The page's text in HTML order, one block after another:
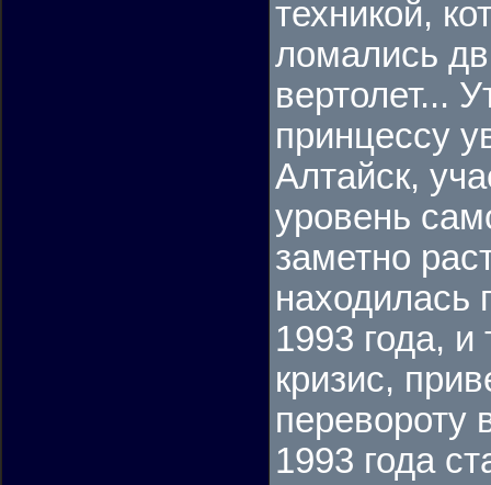
техникой,
ломались
вертолет...
принцессу
Алтайск,
уровень
заметно
находилась
1993 года,
кризис,
перевороту
1993 года